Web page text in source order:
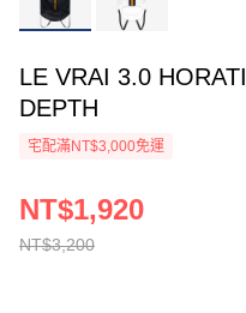
LE VRAI 3.0
DEPTH
宅配滿NT$3,000免運
NT$3,200
NT$1,920